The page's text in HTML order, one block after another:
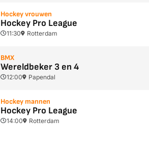
Hockey vrouwen
Hockey Pro League
11:30 Rotterdam
BMX
Wereldbeker 3 en 4
12:00 Papendal
Hockey mannen
Hockey Pro League
14:00 Rotterdam